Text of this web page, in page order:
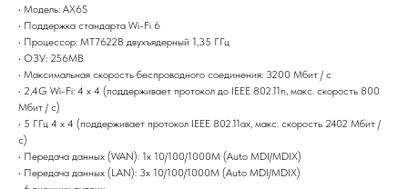
• Модель: AX6S
• Поддержка стандарта Wi-Fi 6
• Процессор: MT7622B двухъядерный 1,35 ГГц
• ОЗУ: 256MB
• Максимальная скорость беспроводного соединения: 3200 Мбит / с
• 2,4G Wi-Fi: 4 x 4 (поддерживает протокол до IEEE 802.11n, макс. скорость 800
Мбит / с)
• 5 ГГц 4 x 4 (поддерживает протокол IEEE 802.11ax, макс. скорость 2402 Мбит /
с)
• Передача данных (WAN): 1x 10/100/1000M (Auto MDI/MDIX)
• Передача данных (LAN): 3x 10/100/1000M (Auto MDI/MDIX)